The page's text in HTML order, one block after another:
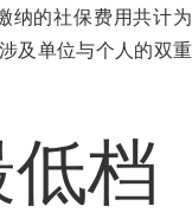
纳的社保费用共计为
及单位与个人的双重
档